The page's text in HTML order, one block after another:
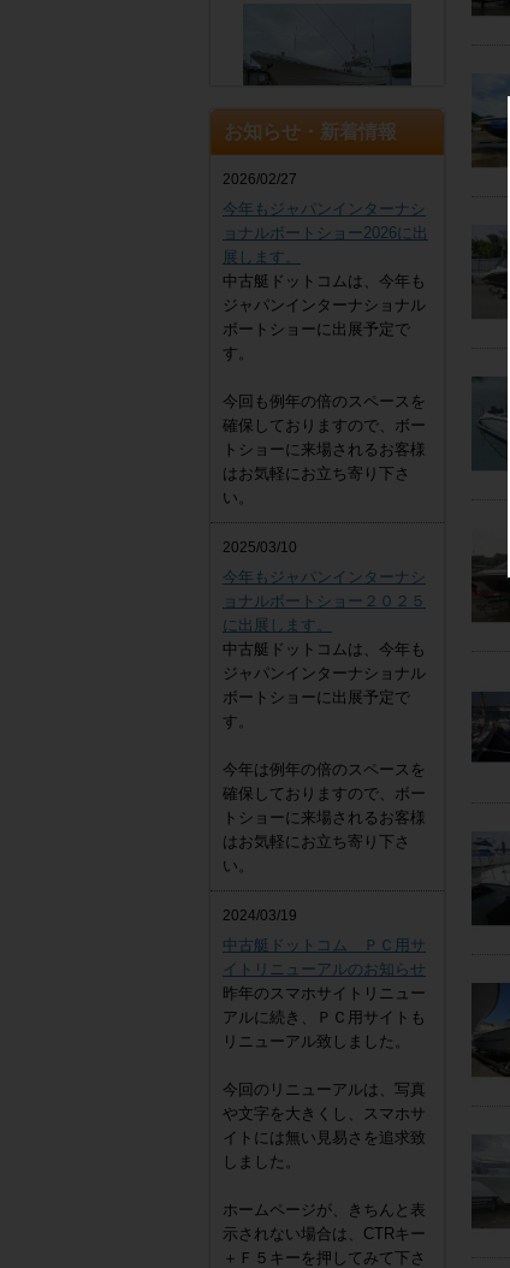
ヤンマー DE30EZ
4,300,000
お知らせ・新着情報
2026/02/27
今年もジャパンインターナシ
ョナルボートショー2026に出
展します。
中古艇ドットコムは、今年も
ジャパンインターナショナル
ボートショーに出展予定で
す。
今回も例年の倍のスペースを
確保しておりますので、ボー
トショーに来場されるお客様
はお気軽にお立ち寄り下さ
い。
2025/03/10
今年もジャパンインターナシ
ョナルボートショー２０２５
に出展します。
中古艇ドットコムは、今年も
ジャパンインターナショナル
ボートショーに出展予定で
す。
今年は例年の倍のスペースを
確保しておりますので、ボー
トショーに来場されるお客様
はお気軽にお立ち寄り下さ
い。
2024/03/19
中古艇ドットコム ＰＣ用サ
イトリニューアルのお知らせ
昨年のスマホサイトリニュー
アルに続き、ＰＣ用サイトも
リニューアル致しました。
今回のリニューアルは、写真
や文字を大きくし、スマホサ
イトには無い見易さを追求致
しました。
ホームページが、きちんと表
示されない場合は、CTRキー
＋Ｆ５キーを押してみて下さ